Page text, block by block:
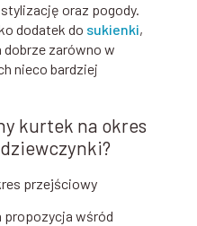
oraz pogody.
dodatek do sukienki,
dobrze zarówno w
nieco bardziej
kurtek na okres
przejściowy
propozycja wśród